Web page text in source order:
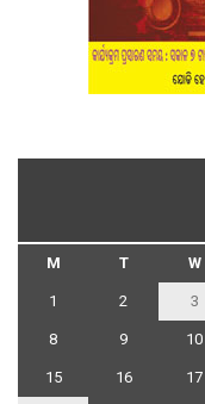
M T W
1 2 3
8 9 10
15 16 17